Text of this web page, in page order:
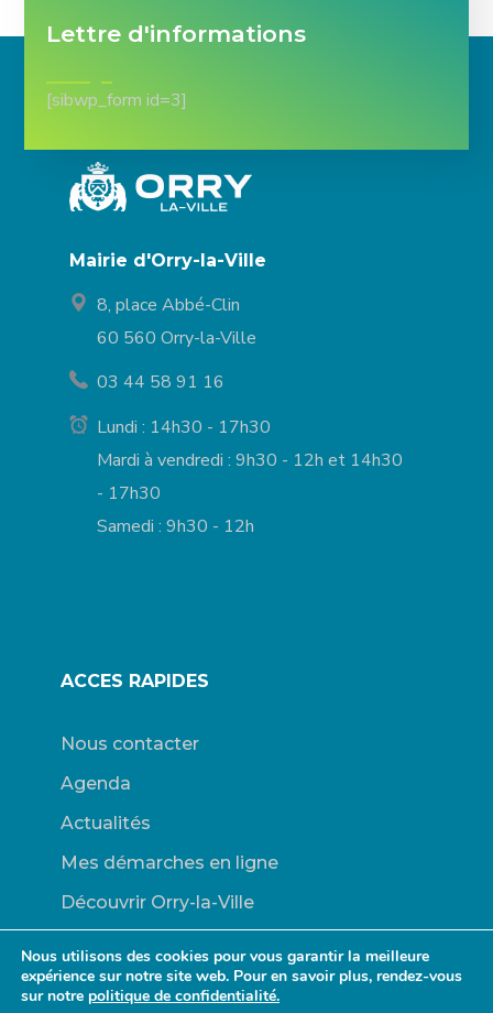
Lettre d'informations
[sibwp_form id=3]
Mairie d'Orry-la-Ville
8, place Abbé-Clin
60 560 Orry-la-Ville
03 44 58 91 16
Lundi : 14h30 - 17h30
Mardi à vendredi : 9h30 - 12h et 14h30
- 17h30
Samedi : 9h30 - 12h
ACCES RAPIDES
Nous contacter
Agenda
Actualités
Mes démarches en ligne
Découvrir Orry-la-Ville
Bulletins Municipaux
Nous utilisons des cookies pour vous garantir la meilleure
expérience sur notre site web. Pour en savoir plus, rendez-vous
sur notre politique de confidentialité.